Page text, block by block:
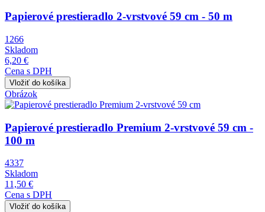
Papierové prestieradlo 2-vrstvové 59 cm - 50 m
1266
Skladom
6,20 €
Cena s DPH
Obrázok
Papierové prestieradlo Premium 2-vrstvové 59 cm -
100 m
4337
Skladom
11,50 €
Cena s DPH